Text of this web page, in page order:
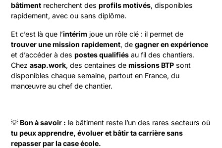
bâtiment recherchent desprofils motivés, disponibles
rapidement, avec ou sans diplôme.
Et c’est là que l’intérim joue un rôle clé : il permet de
trouver une mission rapidement, degagner en expérience
et d’accéder à despostes qualifiés au fil des chantiers.
Chezasap.work, des centaines demissions BTP sont
disponibles chaque semaine, partout en France, du
manœuvre au chef de chantier.
💡 Bon à savoir : le bâtiment reste l’un des rares secteurs où
tu peux apprendre, évoluer et bâtir ta carrière sans
repasser par la case école.